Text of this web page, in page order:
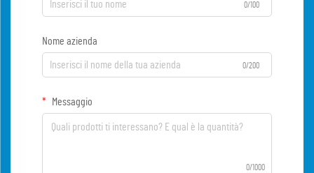
0/100
Nome azienda
0/200
Messaggio
0/1000